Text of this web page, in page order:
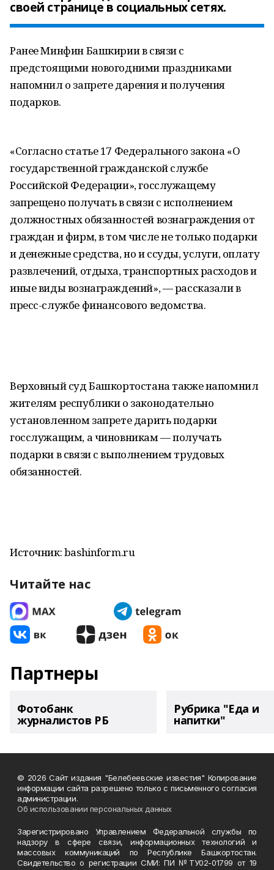
своей странице в социальных сетях.
Ранее Минфин Башкирии в связи с
предстоящими новогодними праздниками
напомнил о запрете дарения и получения
подарков.
«Согласно статье 17 Федерального закона «О
государственной гражданской службе
Российской Федерации», госслужащему
запрещено получать в связи с исполнением
должностных обязанностей вознаграждения от
граждан и фирм, в том числе не только подарки
и денежные средства, но и ссуды, услуги, оплату
развлечений, отдыха, транспортных расходов и
иные виды вознаграждений», — рассказали в
пресс-службе финансового ведомства.
Верховный суд Башкортостана также напомнил
жителям республики о законодательно
установленном запрете дарить подарки
госслужащим, а чиновникам — получать
подарки в связи с выполнением трудовых
обязанностей.
Источник: bashinform.ru
Читайте нас
Партнеры
Фотобанк
журналистов РБ
Рубрика "Еда и
напитки"
© 2026 Сайт издания "Белебеевские известия" Копирование
информации сайта разрешено только с письменного согласия
администрации.
Об использовании персональных данных
Зарегистрировано Управлением Федеральной службы по
надзору в сфере связи, информационных технологий и
массовых коммуникаций по Республике Башкортостан.
Свидетельство о регистрации СМИ: ПИ №ТУ02-01799 от 19